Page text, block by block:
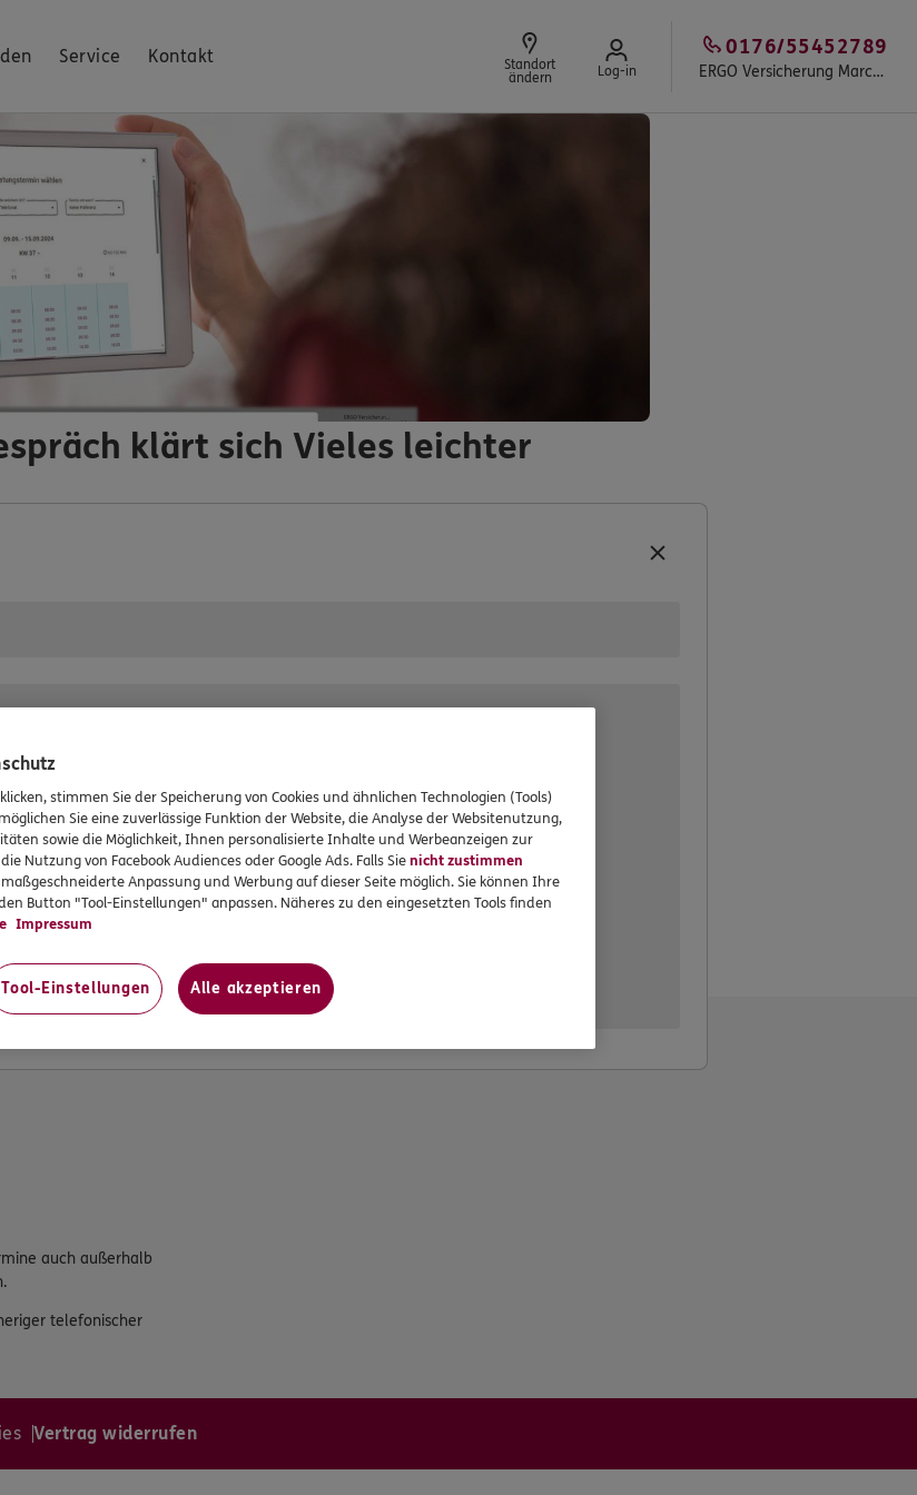
Service Kontakt
Standort
ändern
Log-in ERGO Versicherung Marcel Klemm
0176/55452789
klärt sich Vieles leichter
Unsere Agentur
Standorte
Jobangebote
auch außerhalb
telefonischer
Vertrag widerrufen
stimmen Sie der Speicherung von Cookies und ähnlichen Technologien (Tools)
Sie eine zuverlässige Funktion der Website, die Analyse der Websitenutzung,
sowie die Möglichkeit, Ihnen personalisierte Inhalte und Werbeanzeigen zur
Nutzung von Facebook Audiences oder Google Ads. Falls Sienicht zustimmen
Anpassung und Werbung auf dieser Seite möglich. Sie können Ihre
Button "Tool-Einstellungen" anpassen. Näheres zu den eingesetzten Tools finden
Impressum
Tool-Einstellungen Alle akzeptieren